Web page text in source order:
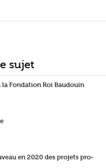
sujet
Fondation Roi Baudouin
en 2020 des projets pro-